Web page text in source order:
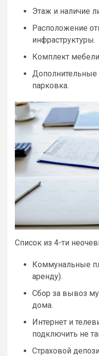
Этаж и наличие
Расположение
инфраструктуры.
Комплект
Дополнительные
парковка.
Список из 4-ти
Коммунальные
аренду).
Сбор за вывоз
дома.
Интернет и
подключить не
Страховой